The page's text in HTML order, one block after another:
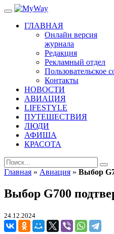
ГЛАВНАЯ
Онлайн версия
журнала
Редакция
Рекламный отдел
Пользовательское
Контакты
НОВОСТИ
АВИАЦИЯ
LIFESTYLE
ПУТЕШЕСТВИЯ
ЛЮДИ
АФИША
КРАСОТА
Главная » Авиация » Выбор
Выбор G700
24.12.2024